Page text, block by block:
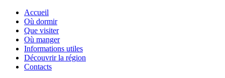
Accueil
Où dormir
Que visiter
Où manger
Informations utiles
Découvrir la région
Contacts